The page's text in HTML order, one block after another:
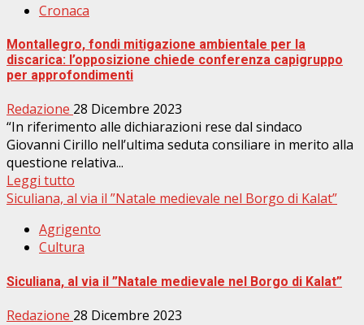
Cronaca
Montallegro, fondi mitigazione ambientale per la
discarica: l’opposizione chiede conferenza capigruppo
per approfondimenti
Redazione 28 Dicembre 2023
“In riferimento alle dichiarazioni rese dal sindaco
Giovanni Cirillo nell’ultima seduta consiliare in merito alla
questione relativa...
Leggi tutto
Siculiana, al via il ”Natale medievale nel Borgo di Kalat”
Agrigento
Cultura
Siculiana, al via il ”Natale medievale nel Borgo di Kalat”
Redazione 28 Dicembre 2023